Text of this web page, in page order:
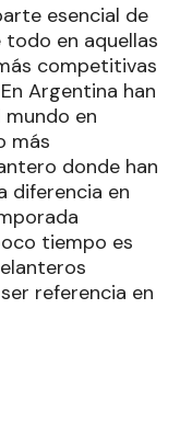
esencial de
todo en aquellas
competitivas
Argentina han
en
más
donde han
diferencia en
tiempo es
referencia en